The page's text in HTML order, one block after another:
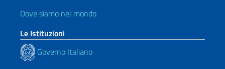
Dove siamo nel mondo
Le Istituzioni
Governo Italiano